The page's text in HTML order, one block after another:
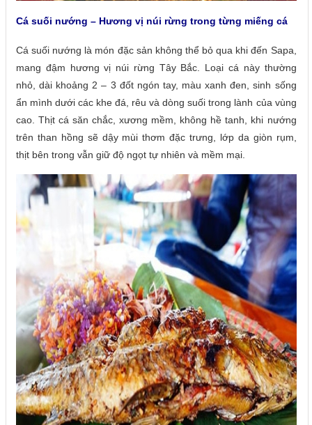
Cá suối nướng – Hương vị núi rừng trong từng miếng cá
Cá suối nướng là món đặc sản không thể bỏ qua khi đến Sapa,
mang đậm hương vị núi rừng Tây Bắc. Loại cá này thường
nhỏ, dài khoảng 2 – 3 đốt ngón tay, màu xanh đen, sinh sống
ẩn mình dưới các khe đá, rêu và dòng suối trong lành của vùng
cao. Thịt cá săn chắc, xương mềm, không hề tanh, khi nướng
trên than hồng sẽ dậy mùi thơm đặc trưng, lớp da giòn rụm,
thịt bên trong vẫn giữ độ ngọt tự nhiên và mềm mại.